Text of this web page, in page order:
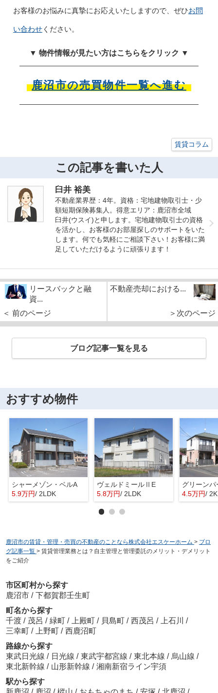
お客様のお悩みに真摯にお応えいたしますので、ぜひお問
い合わせください。
▼ 物件情報が見たい方はこちらをクリック ▼
鹿沼市の売買物件一覧へ進む
賃貸コラム
この記事を書いた人
臼井 裕美
不動産業界歴：4年。資格：宅地建物取引士・少
額短期保険募集人。得意エリア：鹿沼市全域
臼井(ウスイ)と申します。宅地建物取引士の資格
を活かし、お客様のお部屋探しのサポートをいた
します。何でも気軽にご相談下さい！お客様に満
足していただけるように頑張ります！
リースバックと融
資...
＜ 前のページ
不動産売却における...
＞次のページ
ブログ記事一覧を見る
おすすめ物件
シャーメゾン・ベルA
5.9万円/ 2LDK
ヴェルドミールⅡE
5.8万円/ 2LDK
グリーンパ
4.5万円/ 2K
鹿沼市の賃貸・管理・売買の不動産のことなら株式会社エスケーホーム > ブロ
グ記事一覧 > 賃貸管理業務とは？自主管理と管理委託のメリット・デメリット
をご紹介
市区町村から探す
鹿沼市 / 下都賀郡壬生町
町名から探す
千渡 / 茂呂 / 緑町 / 上殿町 / 貝島町 / 西茂呂 / 上石川 /
三幸町 / 上野町 / 西鹿沼町
路線から探す
東武日光線 / 日光線 / 東武宇都宮線 / 東北本線 / 烏山線 /
東北新幹線 / 山形新幹線 / 湘南新宿ライン宇須
駅から探す